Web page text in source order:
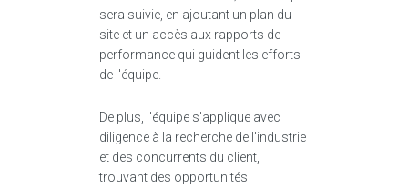
sera suivie, en ajoutant un plan du
site et un accès aux rapports de
performance qui guident les efforts
de l'équipe.
De plus, l'équipe s'applique avec
diligence à la recherche de l'industrie
et des concurrents du client,
trouvant des opportunités